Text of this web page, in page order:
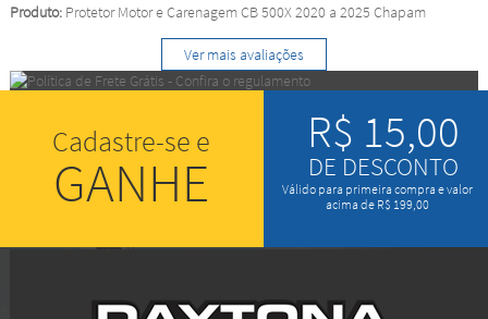
Produto:Protetor Motor e Carenagem CB 500X 2020 a 2025 Chapam
Ver mais avaliações
Cadastre-se e
GANHE
R$ 15,00
DE DESCONTO
Válido para primeira compra e valor
acima de R$ 199,00